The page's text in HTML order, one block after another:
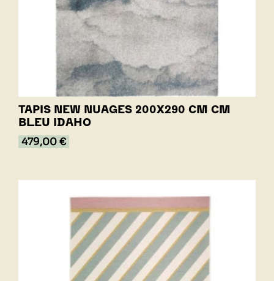
TAPIS NEW NUAGES 200X290 CM CM
BLEU IDAHO
479,00 €